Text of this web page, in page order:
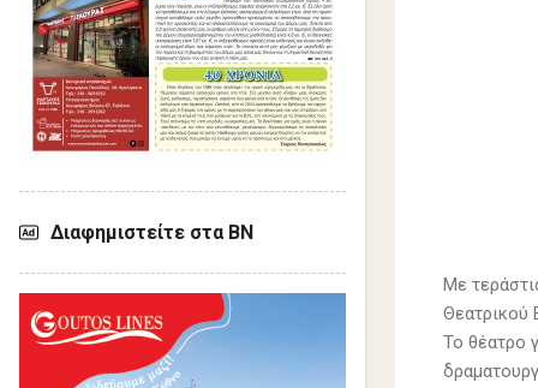
Με
Θεατρικού
Το θέατρο
Διαφημιστείτε στα ΒΝ